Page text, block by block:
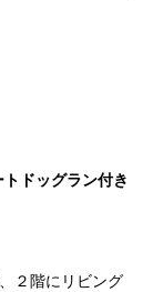
ドッグラン付き
２階にリビング